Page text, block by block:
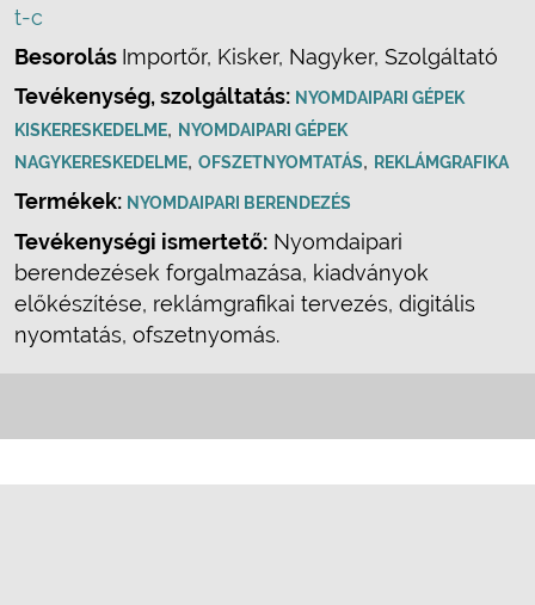
t-c
Besorolás Importőr, Kisker, Nagyker, Szolgáltató
Tevékenység, szolgáltatás: NYOMDAIPARI GÉPEK
KISKERESKEDELME, NYOMDAIPARI GÉPEK
NAGYKERESKEDELME, OFSZETNYOMTATÁS, REKLÁMGRAFIKA
Termékek: NYOMDAIPARI BERENDEZÉS
Tevékenységi ismertető: Nyomdaipari
berendezések forgalmazása, kiadványok
előkészítése, reklámgrafikai tervezés, digitális
nyomtatás, ofszetnyomás.